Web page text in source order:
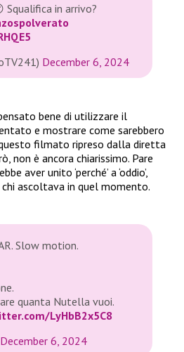
Squalifica in arrivo?
December 6, 2024
bene di utilizzare il
e mostrare come sarebbero
filmato ripreso dalla diretta
non è ancora chiarissimo. Pare
aver unito ‘perché’ a ‘oddio’,
ascoltava in quel momento.
Slow motion.
quanta Nutella vuoi.
LyHbB2x5C8
December 6, 2024